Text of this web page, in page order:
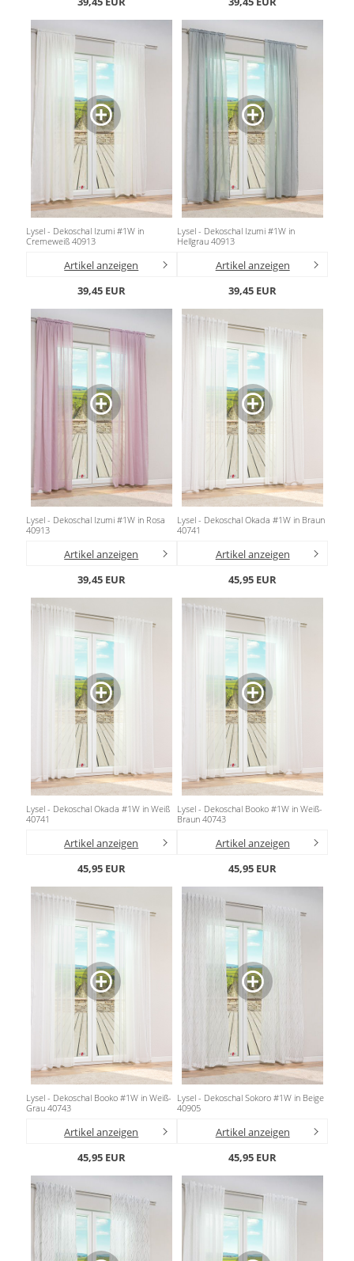
Gardinenstange
Panneaux
Lysel - Dekoschal Izumi #1W in
Cremeweiß 40913
Artikel anzeigen
39,45 EUR
Lysel - Dekoschal Izumi #1W in
Hellgrau 40913
Artikel anzeigen
39,45 EUR
Lysel - Dekoschal Izumi #1W in Rosa
40913
Artikel anzeigen
39,45 EUR
Lysel - Dekoschal Okada #1W in Braun
40741
Artikel anzeigen
45,95 EUR
Lysel - Dekoschal Okada #1W in Weiß
40741
Artikel anzeigen
45,95 EUR
Lysel - Dekoschal Booko #1W in Weiß-
Braun 40743
Artikel anzeigen
45,95 EUR
Lysel - Dekoschal Booko #1W in Weiß-
Grau 40743
Artikel anzeigen
45,95 EUR
Lysel - Dekoschal Sokoro #1W in Beige
40905
Artikel anzeigen
45,95 EUR